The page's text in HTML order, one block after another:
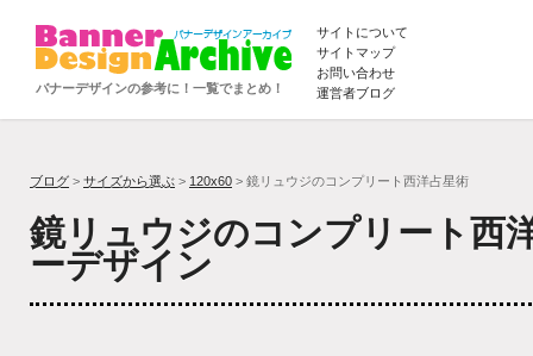
バナーデザインの参考に！一覧でまとめ！
サイトについて
サイトマップ
お問い合わせ
運営者ブログ
ブログ > サイズから選ぶ > 120x60 > 鏡リュウジのコンプリート西洋占星術
鏡リュウジのコンプリート西
ーデザイン